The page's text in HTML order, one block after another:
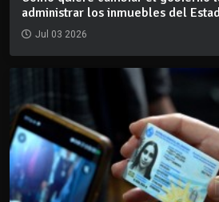
administrar los inmuebles del
Jul 03 2026